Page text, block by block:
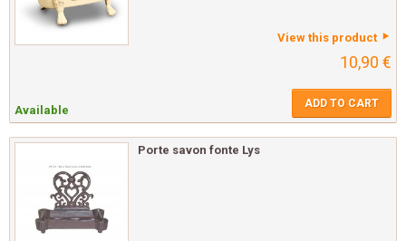
View this product
10,90 €
Available ADD TO CART
Porte savon fonte Lys